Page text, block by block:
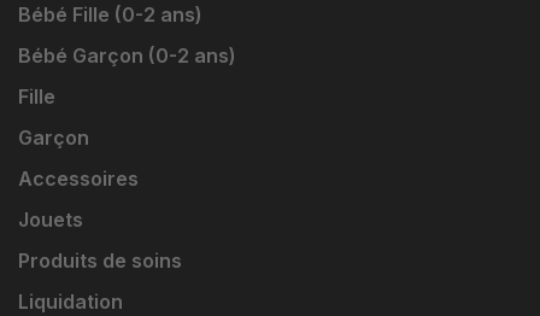
Bébé Fille (0-2 ans)
Bébé Garçon (0-2 ans)
Fille
Garçon
Accessoires
Jouets
Produits de soins
Liquidation